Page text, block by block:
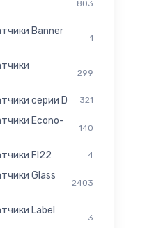
803
Banner
1
299
серии D 321
Econo-
140
FI22 4
Glass
2403
Label
3